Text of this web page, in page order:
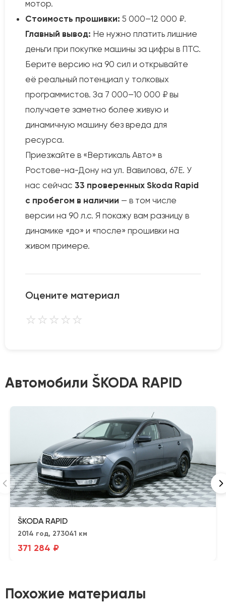
мотор.
Стоимость прошивки: 5 000–12 000 ₽.
Главный вывод: Не нужно платить лишние
деньги при покупке машины за цифры в ПТС.
Берите версию на 90 сил и открывайте
её реальный потенциал у толковых
программистов. За 7 000–10 000 ₽ вы
получаете заметно более живую и
динамичную машину без вреда для
ресурса.
Приезжайте в «Вертикаль Авто» в
Ростове-на-Дону на ул. Вавилова, 67Е. У
нас сейчас 33 проверенных Skoda Rapid
с пробегом в наличии — в том числе
версии на 90 л.с. Я покажу вам разницу в
динамике «до» и «после» прошивки на
живом примере.
Оцените материал
⭐⭐⭐⭐⭐
Автомобили ŠKODA RAPID
ŠKODA RAPID
2014 год, 273041 км
371 284 ₽
Похожие материалы